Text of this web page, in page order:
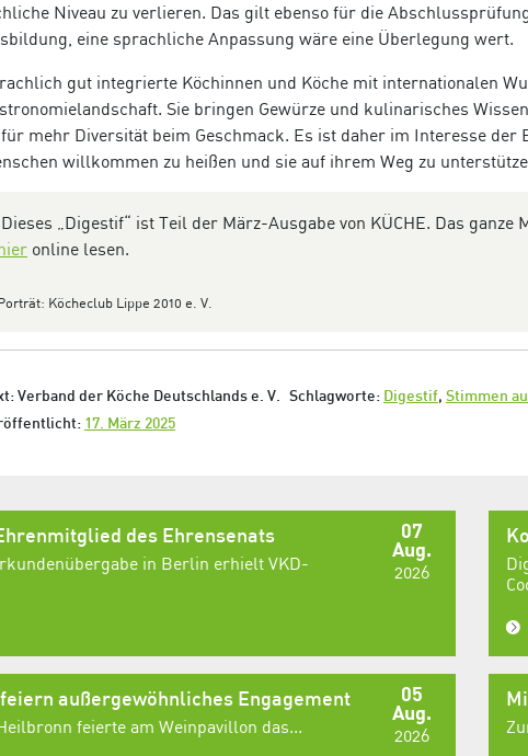
Niveau zu verlieren. Das gilt ebenso für die
eine sprachliche Anpassung wäre eine Überlegung wert.
gut integrierte Köchinnen und Köche mit internationalen
Sie bringen Gewürze und kulinarisches
mehr Diversität beim Geschmack. Es ist daher im Interesse der
willkommen zu heißen und sie auf ihrem Weg zu
Dieses „Digestif“ ist Teil der März-Ausgabe von KÜCHE. Das
online lesen.
Köcheclub Lippe 2010 e. V.
Verband der Köche Deutschlands e. V. Schlagworte: Digestif, Stimmen
17. März 2025
07
Aug.
2026
des Ehrensenats
in Berlin erhielt VKD-
05
Aug.
2026
außergewöhnliches Engagement
feierte am Weinpavillon das...